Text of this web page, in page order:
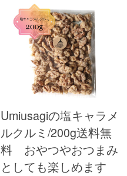
Umiusagiの塩キャラメ
ルクルミ/200g送料無
料 おやつやおつまみ
としても楽しめます